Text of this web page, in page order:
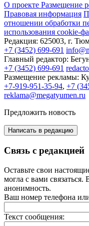
О проекте Размещение
Правовая информация
отношении обработки
использования cookie-
Редакция: 625003, г.
+7 (3452) 699-691
Главный редактор:
+7 (3452) 699-691
Размещение рекламы:
+7-919-951-35-94, +7
reklama@megatyumen.ru
Предложить новость
Написать в редакцию
Связь с редакцией
Оставьте свои
могла с вами
анонимность.
Ваш номер телефона
Текст сообщения: